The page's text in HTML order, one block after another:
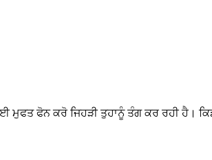
ਮੁਫਤ ਫੋਨ ਕਰੋ ਜਿਹੜੀ ਤੁਹਾਨੂੰ ਤੰਗ ਕਰ ਰਹੀ ਹੈ।